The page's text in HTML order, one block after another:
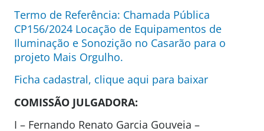
Termo de Referência: Chamada Pública
CP156/2024 Locação de Equipamentos de
Iluminação e Sonozição no Casarão para o
projeto Mais Orgulho.
Ficha cadastral, clique aqui para baixar
COMISSÃO JULGADORA:
I – Fernando Renato Garcia Gouveia –